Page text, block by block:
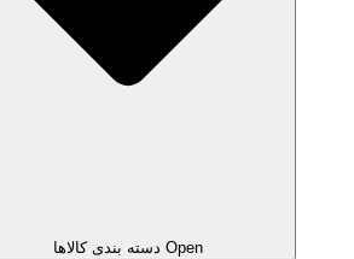
Open دسته بندی کالاها